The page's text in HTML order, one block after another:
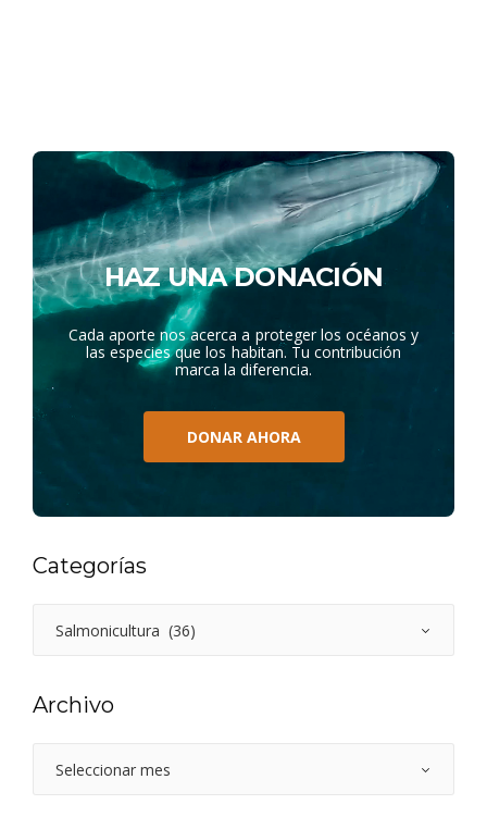
HAZ UNA DONACIÓN
Cada aporte nos acerca a proteger los océanos y
las especies que los habitan. Tu contribución
marca la diferencia.
DONAR AHORA
Categorías
Archivo